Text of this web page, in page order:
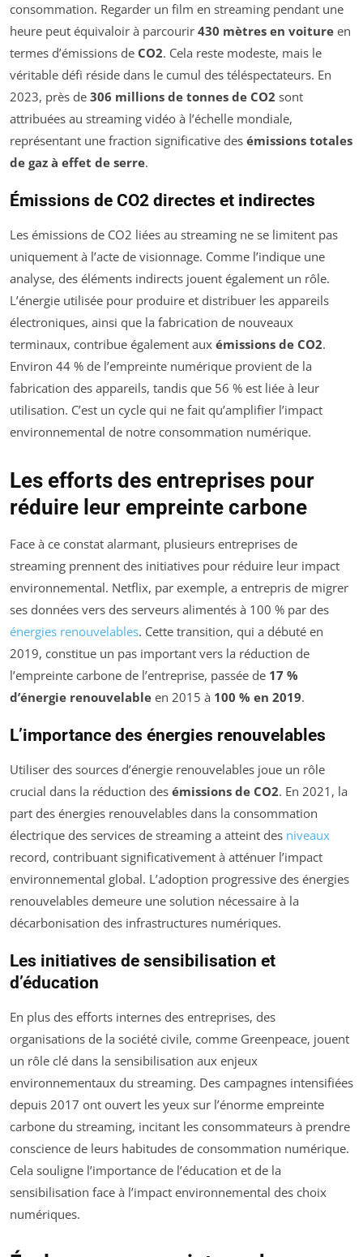
consommation. Regarder un film en streaming pendant une
heure peut équivaloir à parcourir 430 mètres en voiture en
termes d’émissions de CO2. Cela reste modeste, mais le
véritable défi réside dans le cumul des téléspectateurs. En
2023, près de 306 millions de tonnes de CO2 sont
attribuées au streaming vidéo à l’échelle mondiale,
représentant une fraction significative des émissions totales
de gaz à effet de serre.
Émissions de CO2 directes et indirectes
Les émissions de CO2 liées au streaming ne se limitent pas
uniquement à l’acte de visionnage. Comme l’indique une
analyse, des éléments indirects jouent également un rôle.
L’énergie utilisée pour produire et distribuer les appareils
électroniques, ainsi que la fabrication de nouveaux
terminaux, contribue également aux émissions de CO2.
Environ 44 % de l’empreinte numérique provient de la
fabrication des appareils, tandis que 56 % est liée à leur
utilisation. C’est un cycle qui ne fait qu’amplifier l’impact
environnemental de notre consommation numérique.
Les efforts des entreprises pour
réduire leur empreinte carbone
Face à ce constat alarmant, plusieurs entreprises de
streaming prennent des initiatives pour réduire leur impact
environnemental. Netflix, par exemple, a entrepris de migrer
ses données vers des serveurs alimentés à 100 % par des
énergies renouvelables. Cette transition, qui a débuté en
2019, constitue un pas important vers la réduction de
l’empreinte carbone de l’entreprise, passée de 17 %
d’énergie renouvelable en 2015 à 100 % en 2019.
L’importance des énergies renouvelables
Utiliser des sources d’énergie renouvelables joue un rôle
crucial dans la réduction des émissions de CO2. En 2021, la
part des énergies renouvelables dans la consommation
électrique des services de streaming a atteint des niveaux
record, contribuant significativement à atténuer l’impact
environnemental global. L’adoption progressive des énergies
renouvelables demeure une solution nécessaire à la
décarbonisation des infrastructures numériques.
Les initiatives de sensibilisation et
d’éducation
En plus des efforts internes des entreprises, des
organisations de la société civile, comme Greenpeace, jouent
un rôle clé dans la sensibilisation aux enjeux
environnementaux du streaming. Des campagnes intensifiées
depuis 2017 ont ouvert les yeux sur l’énorme empreinte
carbone du streaming, incitant les consommateurs à prendre
conscience de leurs habitudes de consommation numérique.
Cela souligne l’importance de l’éducation et de la
sensibilisation face à l’impact environnemental des choix
numériques.